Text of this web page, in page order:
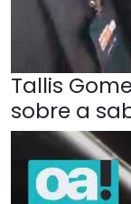
Tallis
sobre a